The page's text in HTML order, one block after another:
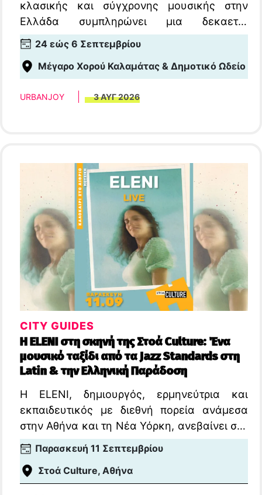
κλασικής και σύγχρονης μουσικής στην
Ελλάδα συμπληρώνει μια δεκαετία
συνεχούς παρουσίας. Οι 10ες Διεθνείς
Μουσικές Ημέρες Καλαμάτας διεξάγονται
από τις 24 Αυγούστου έως τις 6 Σεπτεμβρίου
(Κεντρική και Εναλλακτική Σκηνή) και το
24 εώς 6 Σεπτεμβρίου
Μέγαρο Χορού Καλαμάτας & Δημοτικό Ωδείο
URBANJOY 3 ΑΥΓ 2026
CITY GUIDES
Η ELENI στη σκηνή της Στοά Culture: Ένα
μουσικό ταξίδι από τα Jazz Standards στη
Latin & την Ελληνική Παράδοση
Η ELENI, δημιουργός, ερμηνεύτρια και
εκπαιδευτικός με διεθνή πορεία ανάμεσα
στην Αθήνα και τη Νέα Υόρκη, ανεβαίνει στη
σκηνή της Στοά Culture την Παρασκευή 11
Σεπτεμβρίου.
Παρασκευή 11 Σεπτεμβρίου
Στοά Culture, Αθήνα